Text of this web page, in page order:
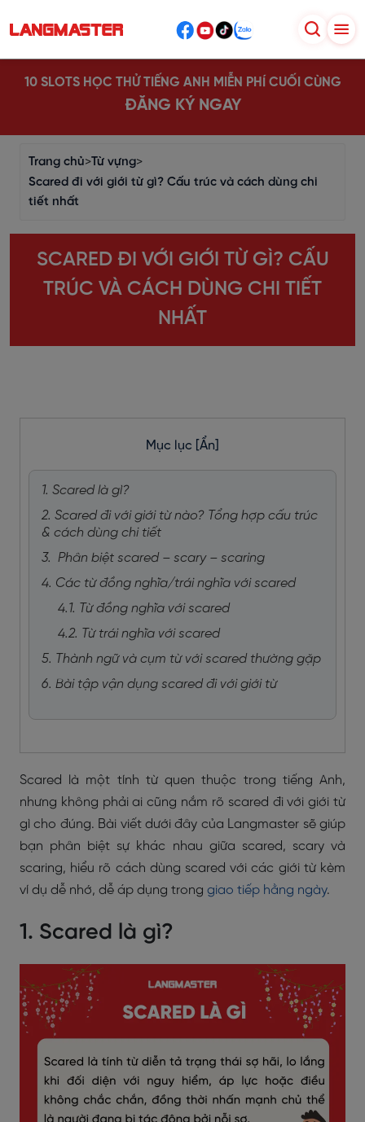
10 SLOTS HỌC THỬ TIẾNG ANH MIỄN PHÍ CUỐI CÙNG
ĐĂNG KÝ NGAY
Trang chủ>Từ vựng>
Scared đi với giới từ gì? Cấu trúc và cách dùng chi
tiết nhất
SCARED ĐI VỚI GIỚI TỪ GÌ? CẤU
TRÚC VÀ CÁCH DÙNG CHI TIẾT
NHẤT
Mục lục [Ẩn]
1. Scared là gì?
2. Scared đi với giới từ nào? Tổng hợp cấu trúc
& cách dùng chi tiết
3. Phân biệt scared – scary – scaring
4. Các từ đồng nghĩa/trái nghĩa với scared
4.1. Từ đồng nghĩa với scared
4.2. Từ trái nghĩa với scared
5. Thành ngữ và cụm từ với scared thường gặp
6. Bài tập vận dụng scared đi với giới từ
Scared là một tính từ quen thuộc trong tiếng Anh,
nhưng không phải ai cũng nắm rõ scared đi với giới từ
gì cho đúng. Bài viết dưới đây của Langmaster sẽ giúp
bạn phân biệt sự khác nhau giữa scared, scary và
scaring, hiểu rõ cách dùng scared với các giới từ kèm
ví dụ dễ nhớ, dễ áp dụng trong giao tiếp hằng ngày.
1. Scared là gì?